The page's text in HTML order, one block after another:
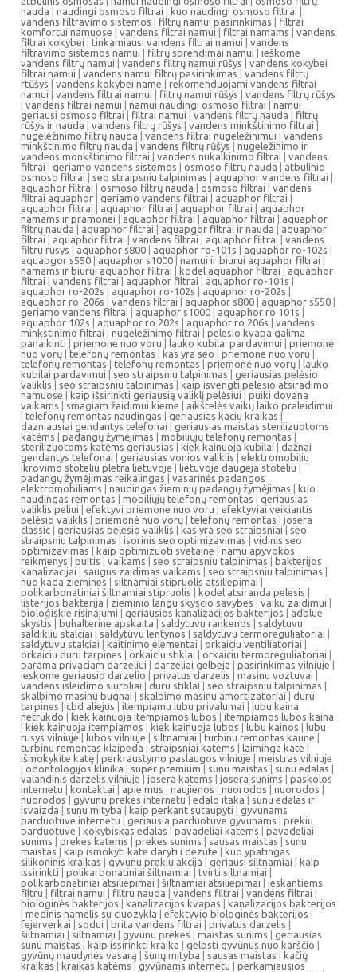
nauda | naudingi osmoso filtrai | kuo naudingi osmoso filtrai |
vandens filtravimo sistemos | filtrų namui pasirinkimas | filtrai
komfortui namuose | vandens filtrai namui | filtrai namams | vandens
filtrai kokybei | tinkamiausi vandens filtrai namui | vandens
filtravimo sistemos namui | filtrų sprendimai namui | ieškome
vandens filtrų namui | vandens filtrų namui rūšys | vandens kokybei
filtrai namui |vandens namui filtrų pasirinkimas | vandens filtrų
rtūšys | vandens kokybei name | rekomenduojami vandens filtrai
namui | vandens filtrai namui | filtrų namui rūšys | vandens filtrų rūšys
| vandens filtrai namui | namui naudingi osmoso filtrai | namui
geriausi osmoso filtrai | filtrai namui | vandens filtrų nauda | filtrų
rūšys ir nauda | vandens filtrų rūšys | vandens minkštinimo filtrai |
nugeležinimo filtrų nauda | vandens filtrai nugeležinimui | vandens
minkštinimo filtrų nauda | vandens filtrų rūšys | nugeležinimo ir
vandens monkštinimo filtrai | vandens nukalkinimo filtrai | vandens
filtrai | geriamo vandens sistemos | osmoso filtrų nauda | atbulinio
osmoso filtrai | seo straipsniu talpinimas | aquaphor vandens filtrai |
aquaphor filtrai | osmoso filtrų nauda | osmoso filtrai | vandens
filtrai aquaphor | geriamo vandens filtrai | aquaphor filtrai |
aquaphor filtrai | aquaphor filtrai | aquaphor filtrai | aquaphor
namams ir pramonei | aquaphor filtrai | aquaphor filtrai | aquaphor
filtrų nauda | aquaphor filtrai | aquapgor filtrai ir nauda | aquaphor
filtrai | aquaphor filtrai | vandens filtrai | aquaphor filtrai | vandens
filtru rusys | aquaphor s800 | aquaphor ro-101s | aquaphor ro-102s |
aquapgor s550 | aquaphor s1000 | namui ir biurui aquaphor filtrai |
namams ir biurui aquaphor filtrai | kodel aquaphor filtrai | aquaphor
filtrai | vandens filtrai | aquaphor filtrai | aquaphor ro-101s |
aquaphor ro-202s | aquaphor ro-102s | aquaphor ro-202s |
aquaphor ro-206s | vandens filtrai | aquaphor s800 | aquaphor s550 |
geriamo vandens filtrai | aquaphor s1000 | aquaphor ro 101s |
aquaphor 102s | aquaphor ro 202s | aquaphor ro 206s | vandens
minkstinimo filtrai | nugeležinimo filtrai | pelesio kvapa galima
panaikinti | priemone nuo voru | lauko kubilai pardavimui | priemonė
nuo vorų | telefonų remontas | kas yra seo | priemone nuo voru |
telefonų remontas| telefonų remontas | priemonė nuo vorų | lauko
kubilai pardavimui | seo straipsniu talpinimas | geriausias pelėsio
valiklis | seo straipsniu talpinimas | kaip isvengti pelesio atsiradimo
namuose | kaip išsirinkti geriausią valiklį pelėsiui | puiki dovana
vaikams | smagiam žaidimui kieme | aikštelės vaikų laiko praleidimui
| telefonų remontas naudingas | geriausias kaciu kraikas |
dazniausiai gendantys telefonai | geriausias maistas sterilizuotoms
katėms | padangų žymėjimas | mobiliųjų telefonų remontas |
sterilizuotoms katėms geriausias | kiek kainuoja kubilai | dažnai
gendantys telefonai | geriausias vonios valiklis | elektromobiliu
ikrovimo stoteliu pletra lietuvoje | lietuvoje daugeja stoteliu |
padangų žymėjimas reikalingas | vasarinės padangos
elektromobiliams | naudingas žieminių padangų žymėjimas | kuo
naudingas remontas | mobiliųjų telefonų remontas | geriausias
valiklis peliui | efektyvi priemone nuo voru | efektyviai veikiantis
pelėsio valiklis | priemonė nuo vorų | telefonų remontas | josera
classic | geriausias pelesio valiklis | kas yra seo straipsniai | seo
straipsniu talpinimas | isorinis seo optimizavimas | vidinis seo
optimizavimas | kaip optimizuoti svetaine | namu apyvokos
reikmenys | buitis | vaikams | seo straipsniu talpinimas | bakterijos
kanalizacijai | saugus zaidimas vaikams | seo straipsniu talpinimas |
nuo kada ziemines | siltnamiai stipruolis atsiliepimai |
polikarbonatiniai šiltnamiai stipruolis | kodel atsiranda pelesis |
listerijos bakterija | zieminio langu skyscio savybes | vaiku zaidimui |
bioloģiskie risinājumi | geriausios kanalizacijos bakterijos | adblue
skystis | buhalterine apskaita | saldytuvu rankenos | saldytuvu
saldikliu stalciai | saldytuvu lentynos | saldytuvu termoreguliatoriai |
saldytuvu stalciai | kaitinimo elementai | orkaiciu ventiliatoriai |
orkaiciu duru tarpines | orkaiciu stiklai | orkaiciu termoreguliatoriai |
parama privaciam darzeliui | darzeliai gelbeja | pasirinkimas vilniuje |
ieskome geriausio darzelio | privatus darzelis | masinu voztuvai |
vandens isleidimo siurbliai | duru stiklai | seo straipsniu talpinimas |
skalbimo masinu bugnai | skalbimo masinu amortizatoriai | duru
tarpines | cbd aliejus | itempiamu lubu privalumai | lubu kaina
netrukdo | kiek kainuoja itempiamos lubos | itempiamos lubos kaina
| kiek kainuoja itempiamos | kiek kainuoja lubos | lubu kainos | lubu
rusys vilniuje | lubos vilniuje | siltnamiai | turbinu remontas kaune |
turbinu remontas klaipeda | straipsniai katems | laiminga kate |
išmokykite katę | perkraustymo paslaugos vilniuje | meistras vilniuje
| odontologijos klinika | super premium | sunu maistas | sunu edalas |
valandinis darzelis vilniuje | josera katems | josera sunims | paskolos
internetu | kontaktai | apie mus | naujienos | nuorodos | nuorodos |
nuorodos | gyvunu prekes internetu | edalo itaka | sunu edalas ir
isvaizda | sunu mityba | kaip perkant sutaupyti | gyvunams
parduotuve internetu | geriausia parduotuve gyvunams | prekiu
parduotuve | kokybiskas edalas | pavadeliai katems | pavadeliai
sunims | prekes katems | prekes sunims | sausas maistas | sunu
maistas | kaip ismokyti kate daryti i dezute | kuo ypatingas
silikoninis kraikas | gyvunu prekiu akcija | geriausi siltnamiai | kaip
issirinkti | polikarbonatiniai šiltnamiai | tvirti siltnamiai |
polikarbonatiniai atsiliepimai | šiltnamiai atsiliepimai | ieskantiems
filtru | filtrai namui | filtru nauda | vandens filtrai | vandens filtrai |
biologinės bakterijos | kanalizacijos kvapas | kanalizacijos bakterijos
| medinis namelis su ciuozykla | efektyvio biologinės bakterijos |
fejerverkai | sodui | brita vandens filtrai | privatus darzelis |
šiltnamiai | siltnamiai | gyvunu prekes | maistas sunims | geriausias
sunu maistas | kaip issirinkti kraika | gelbsti gyvūnus nuo karščio |
gyvūnų maudynės vasarą | šunų mityba | sausas maistas | kačių
kraikas | kraikas katėms | gyvūnams internetu | perkamiausios